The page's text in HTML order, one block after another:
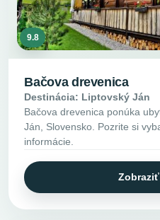
9.8
Bačova drevenica
Destinácia: Liptovský Ján
Bačova drevenica ponúka
Ján, Slovensko. Pozrite si
informácie.